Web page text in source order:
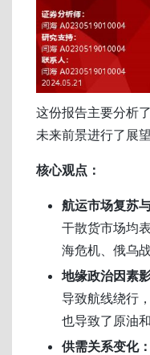
这份报告主要分析
未来前景进行了展望
核心观点：
航运市场复苏
干散货市场均
海危机、俄乌
地缘政治因素
导致航线绕行
也导致了原油
供需关系变化：